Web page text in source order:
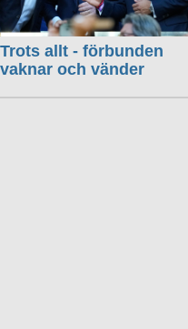
Trots allt - förbunden
vaknar och vänder